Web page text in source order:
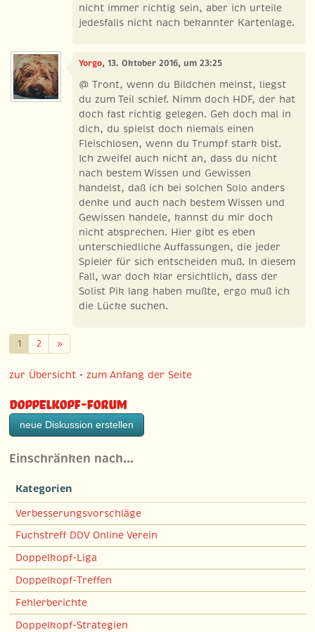
nicht immer richtig sein, aber ich urteile
jedesfalls nicht nach bekannter Kartenlage.
Yorgo, 13. Oktober 2016, um 23:25
@ Tront, wenn du Bildchen meinst, liegst
du zum Teil schief. Nimm doch HDF, der hat
doch fast richtig gelegen. Geh doch mal in
dich, du spielst doch niemals einen
Fleischlosen, wenn du Trumpf stark bist.
Ich zweifel auch nicht an, dass du nicht
nach bestem Wissen und Gewissen
handelst, daß ich bei solchen Solo anders
denke und auch nach bestem Wissen und
Gewissen handele, kannst du mir doch
nicht absprechen. Hier gibt es eben
unterschiedliche Auffassungen, die jeder
Spieler für sich entscheiden muß. In diesem
Fall, war doch klar ersichtlich, dass der
Solist Pik lang haben mußte, ergo muß ich
die Lücke suchen.
1 2 »Weiter
zur Übersicht •zum Anfang der Seite
Doppelkopf-Forum
neue Diskussion erstellen
Einschränken nach…
Kategorien
Verbesserungsvorschläge
Fuchstreff DDV Online Verein
Doppelkopf-Liga
Doppelkopf-Treffen
Fehlerberichte
Doppelkopf-Strategien